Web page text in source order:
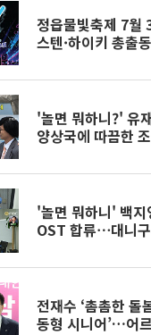
정읍물빛축제 7
스텐·하이키 총출동
'놀면 뭐하니?' 유
양상국에 따끔한
'놀면 뭐하니' 백지
OST 합류⋯대니
전재수 ‘촘촘한 돌
동형 시니어’…어